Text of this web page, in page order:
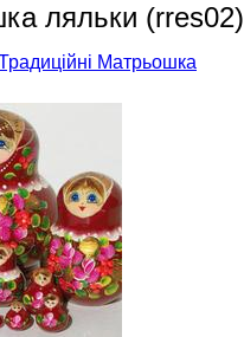
ляльки (rres02)
Матрьошка